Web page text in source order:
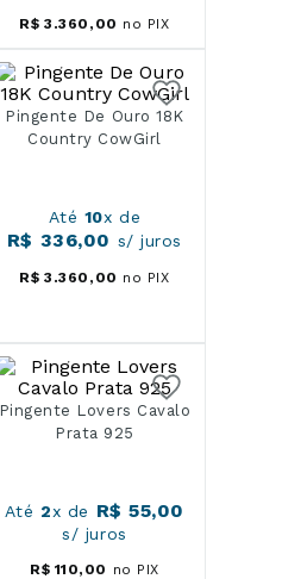
R$ 3 .360 , 00 no PIX
Pingente De Ouro 18K
Country CowGirl
Até 10x de
R$ 336,00 s/ juros
R$ 3 .360 , 00 no PIX
Pingente Lovers Cavalo
Prata 925
Até 2x de R$ 55,00
s/ juros
R$ 110, 00 no PIX